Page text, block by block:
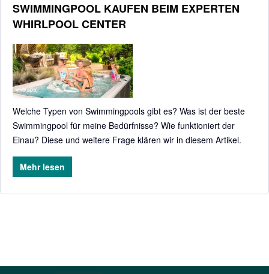
SWIMMINGPOOL KAUFEN BEIM EXPERTEN
WHIRLPOOL CENTER
Welche Typen von Swimmingpools gibt es? Was ist der beste
Swimmingpool für meine Bedürfnisse? Wie funktioniert der
Einau? Diese und weitere Frage klären wir in diesem Artikel.
Mehr lesen